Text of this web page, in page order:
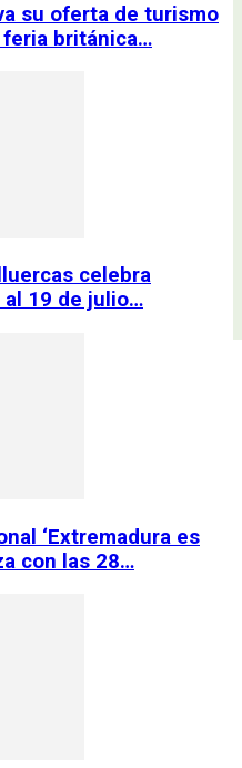
su oferta de turismo
británica…
celebra
19 de julio…
‘Extremadura es
con las 28…